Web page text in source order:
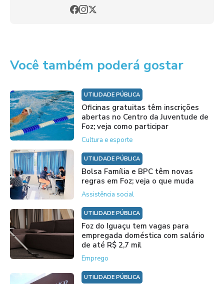
Você também poderá gostar
UTILIDADE PÚBLICA
Oficinas gratuitas têm inscrições
abertas no Centro da Juventude de
Foz; veja como participar
Cultura e esporte
UTILIDADE PÚBLICA
Bolsa Família e BPC têm novas
regras em Foz; veja o que muda
Assistência social
UTILIDADE PÚBLICA
Foz do Iguaçu tem vagas para
empregada doméstica com salário
de até R$ 2,7 mil
Emprego
UTILIDADE PÚBLICA